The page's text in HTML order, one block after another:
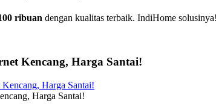
ribuan dengan kualitas terbaik. IndiHome
Kencang, Harga Santai!
Harga Santai!